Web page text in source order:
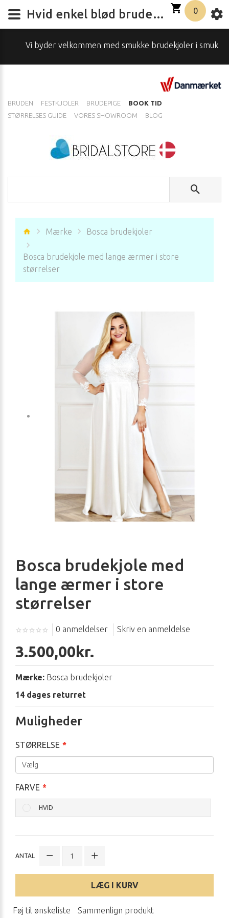
Vi byder velkommen med smukke brudekjoler i smukke
BRUDEN FESTKJOLER BRUDEPIGE
BOOK TID
STØRRELSES GUIDE
VORES SHOWROOM BLOG
0
Mærke Bosca brudekjoler
Bosca brudekjole med lange ærmer i store
størrelser
Bosca brudekjole med
lange ærmer i store
størrelser
0 anmeldelser Skriv en anmeldelse
3.500,00kr.
Mærke: Bosca brudekjoler
14 dages returret
Muligheder
STØRRELSE
FARVE
HVID
ANTAL
LÆG I KURV
Føj til ønskeliste Sammenlign produkt
Hvid enkel blød brudekjole med ærmer